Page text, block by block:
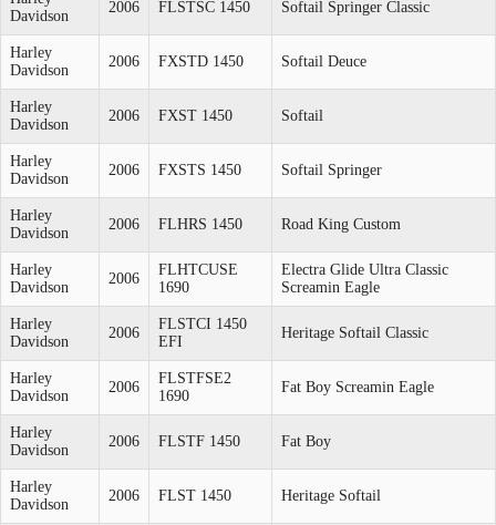
Davidson
2006 FLSTSC 1450 Softail Springer Classic
Harley
Davidson
2006 FXSTD 1450 Softail Deuce
Harley
Davidson
2006 FXST 1450 Softail
Harley
Davidson
2006 FXSTS 1450 Softail Springer
Harley
Davidson
2006 FLHRS 1450 Road King Custom
Harley
Davidson
2006
FLHTCUSE
1690
Electra Glide Ultra Classic
Screamin Eagle
Harley
Davidson
2006
FLSTCI 1450
EFI
Heritage Softail Classic
Harley
Davidson
2006
FLSTFSE2
1690
Fat Boy Screamin Eagle
Harley
Davidson
2006 FLSTF 1450 Fat Boy
Harley
Davidson
2006 FLST 1450 Heritage Softail